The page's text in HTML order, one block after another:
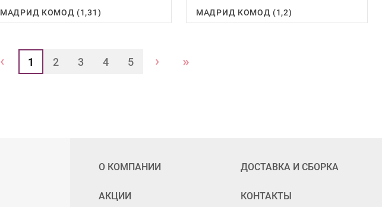
МАДРИД КОМОД (1,31) МАДРИД КОМОД (1,2)
‹ 1 2 3 4 5 › »
О КОМПАНИИ
АКЦИИ
ДОСТАВКА И СБОРКА
КОНТАКТЫ